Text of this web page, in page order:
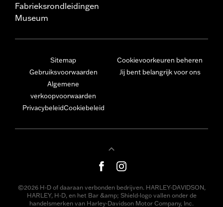
Fabrieksrondleidingen
Museum
Sitemap
Gebruiksvoorwaarden
Algemene
verkoopvoorwaarden
PrivacybeleidCookiebeleid
Cookievoorkeuren beheren
Jij bent belangrijk voor ons
©2026 H-D of daaraan verbonden bedrijven. HARLEY-DAVIDSON,
HARLEY, H-D, en het Bar &amp; Shield-logo vallen onder de
handelsmerken van Harley-Davidson Motor Company, Inc.